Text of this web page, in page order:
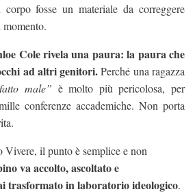
fosse un materiale da correggere
momento.
Cole rivela una paura: la paura che
ad altri genitori.Perché una ragazza
male” è molto più pericolosa, per
conferenze accademiche. Non porta
Vivere, il punto è semplice e non
va accolto, ascoltato e
trasformato in laboratorio ideologico.